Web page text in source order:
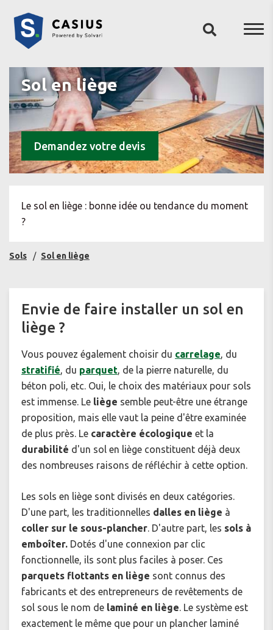
Sol en liège
Demandez votre devis
Le sol en liège : bonne idée ou tendance du moment
?
Sols Sol en liège
Envie de faire installer un sol en
liège ?
Vous pouvez également choisir du carrelage, du
stratifié, du parquet, de la pierre naturelle, du
béton poli, etc. Oui, le choix des matériaux pour sols
est immense. Le liège semble peut-être une étrange
proposition, mais elle vaut la peine d'être examinée
de plus près. Le caractère écologique et la
durabilité d'un sol en liège constituent déjà deux
des nombreuses raisons de réfléchir à cette option.
Les sols en liège sont divisés en deux catégories.
D'une part, les traditionnelles dalles en liège à
coller sur le sous-plancher. D'autre part, les sols à
emboîter. Dotés d'une connexion par clic
fonctionnelle, ils sont plus faciles à poser. Ces
parquets flottants en liège sont connus des
fabricants et des entrepreneurs de revêtements de
sol sous le nom de laminé en liège. Le système est
exactement le même que pour un plancher laminé